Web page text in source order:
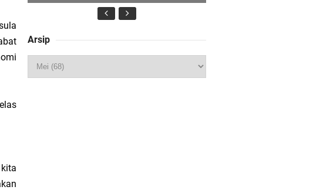
Dayah Darul Fata
Bupati Asmar Sambut Lawatan
Adat Melaka, Perkuat Ikatan
Arsip